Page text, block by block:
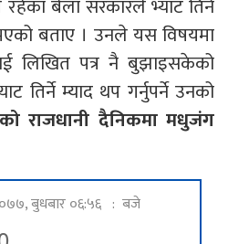
रहेका बेला सरकारले भ्याट तिर्न
बताए । उनले यस विषयमा
लिखित पत्र नै बुझाइसकेको
तिर्ने म्याद थप गर्नुपर्ने उनको
राजधानी दैनिकमा मधुजंग
२०७७, बुधबार ०६:५६ : बजे